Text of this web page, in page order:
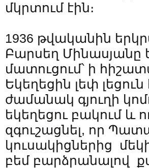
մկրտում էին։
1936 թվականին
Բարսեղ Մինասյանը
մատուցում՝ ի
Եկեղեցին լեփ
ժամանակ գյուղի
եկեղեցու բակում և
զգուշացնել, որ
կուսակիցներից
բեմ բարձրանալով